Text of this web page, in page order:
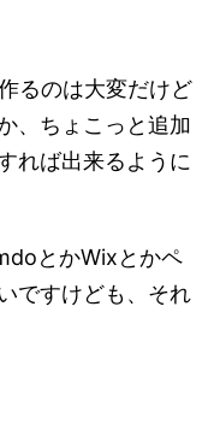
るのは大変だけど
、ちょこっと追加
れば出来るように
とかWixとかペ
ですけども、それ